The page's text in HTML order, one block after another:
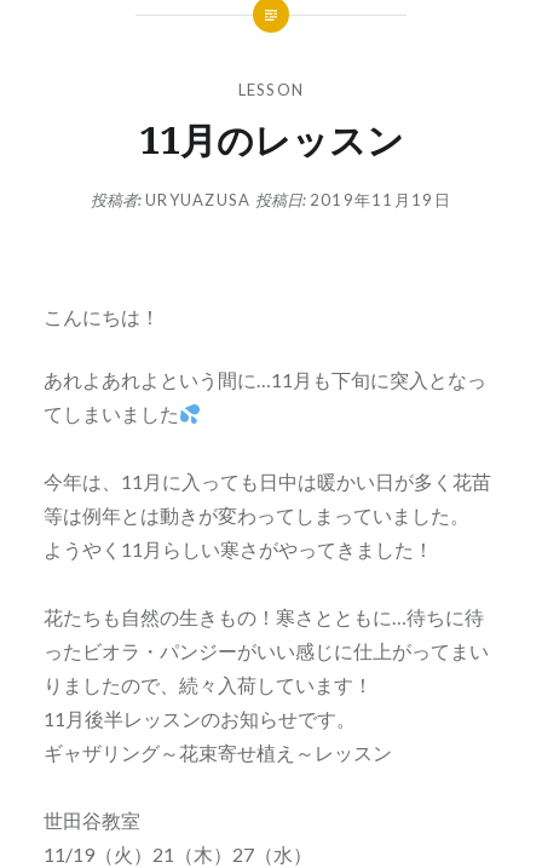
LESSON
11月のレッスン
投稿者:URYUAZUSA 投稿日: 2019年11月19日
こんにちは！
あれよあれよという間に…11月も下旬に突入となっ
てしまいました
今年は、11月に入っても日中は暖かい日が多く花苗
等は例年とは動きが変わってしまっていました。
ようやく11月らしい寒さがやってきました！
花たちも自然の生きもの！寒さとともに…待ちに待
ったビオラ・パンジーがいい感じに仕上がってまい
りましたので、続々入荷しています！
11月後半レッスンのお知らせです。
ギャザリング～花束寄せ植え～レッスン
世田谷教室
11/19（火）21（木）27（水）